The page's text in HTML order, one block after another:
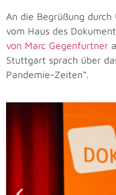
An die Begrüßung
vom Haus des
von Marc Gegenfurtner
Stuttgart sprach über
Pandemie-Zeiten“.